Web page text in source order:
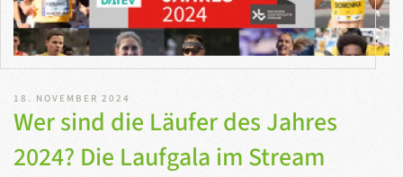
18. NOVEMBER 2024
Wer sind die Läufer des Jahres
2024? Die Laufgala im Stream